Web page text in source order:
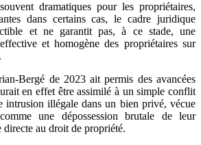
dramatiques pour les propriétaires,
dans certains cas, le cadre juridique
et ne garantit pas, à ce stade, une
et homogène des propriétaires sur
Bergé de 2023 ait permis des avancées
en effet être assimilé à un simple conflit
intrusion illégale dans un bien privé, vécue
une dépossession brutale de leur
directe au droit de propriété.